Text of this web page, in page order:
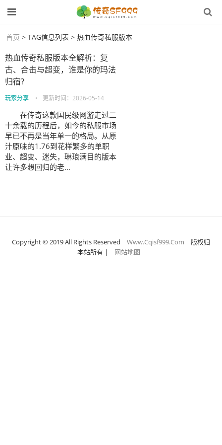
首页 > TAG信息列表 > 热血传奇私服版本
热血传奇私服版本全解析：复
古、合击与超变，谁是你的玛法
归宿?
玩家分享 • 更新时间： 2026-05-14
在传奇这款国民级网游走过二
十余载的历程后，如今的私服市场
早已不再是当年单一的格局。从原
汁原味的1.76到花样繁多的单职
业、超变、迷失，琳琅满目的版本
让许多想回归的老...
Copyright © 2019 All Rights Reserved Www.Cqisf999.Com
版权归
本站所有| 网站地图